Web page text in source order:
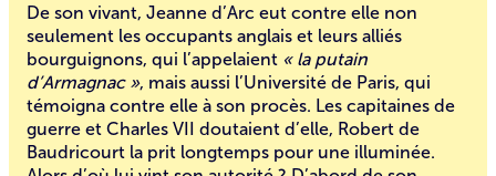
De son vivant, Jeanne d’Arc eut contre elle non
seulement les occupants anglais et leurs alliés
bourguignons, qui l’appelaient « la putain
d’Armagnac », mais aussi l’Université de Paris, qui
témoigna contre elle à son procès. Les capitaines de
guerre et Charles VII doutaient d’elle, Robert de
Baudricourt la prit longtemps pour une illuminée.